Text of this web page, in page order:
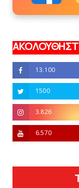
13.100
1500
3.826
6.570